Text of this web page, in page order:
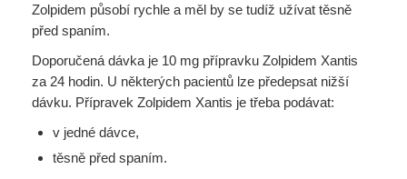
Zolpidem působí rychle a měl by se tudíž užívat těsně
před spaním.
Doporučená dávka je 10 mg přípravku Zolpidem Xantis
za 24 hodin. U některých pacientů lze předepsat nižší
dávku. Přípravek Zolpidem Xantis je třeba podávat:
v jedné dávce,
těsně před spaním.